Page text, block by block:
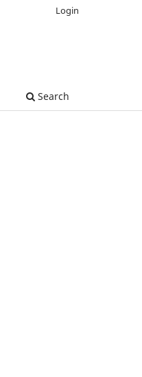
Search
Login